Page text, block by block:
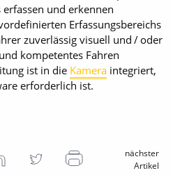
und erkennen
Erfassungsbereichs
zuverlässig visuell und / oder
kompetentes Fahren
ist in die Kamera integriert,
erforderlich ist.
nächster
Artikel